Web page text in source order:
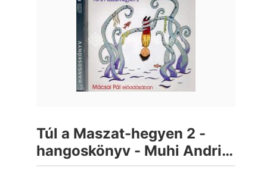
Túl a Maszat-hegyen 2 -
hangoskönyv - Muhi Andris